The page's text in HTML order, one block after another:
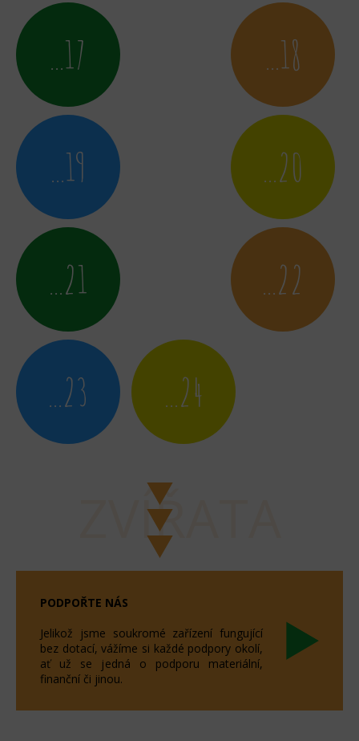
...17
...18
...19 ...20
...21 ...22
...23 ...24
ZVÍŘATA
PODPOŘTE NÁS
Jelikož jsme soukromé zařízení fungující
bez dotací, vážíme si každé podpory okolí,
ať už se jedná o podporu materiální,
finanční či jinou.